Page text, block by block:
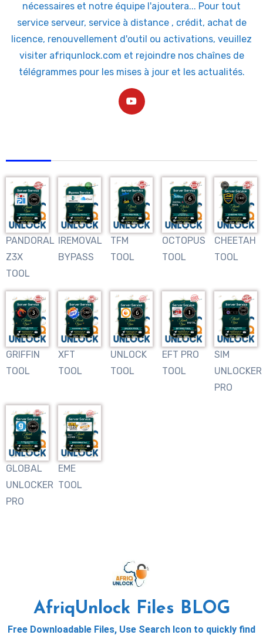
nécessaires et notre équipe l'ajoutera... Pour tout
service serveur, service à distance , crédit, achat de
licence, renouvellement d'outil ou activations, veuillez
visiter afriqunlock.com et rejoindre nos chaînes de
télégrammes pour les mises à jour et les actualités.
PANDORAL
Z3X
TOOL
IREMOVAL
BYPASS
TFM
TOOL
OCTOPUS
TOOL
CHEETAH
TOOL
GRIFFIN
TOOL
XFT
TOOL
UNLOCK
TOOL
EFT PRO
TOOL
SIM
UNLOCKER
PRO
GLOBAL
UNLOCKER
PRO
EME
TOOL
AfriqUnlock Files BLOG
Free Downloadable Files, Use Search Icon to quickly find